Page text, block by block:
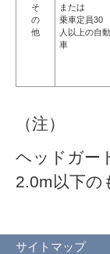
そ
の
他
または
乗車定員30
人以上の自動
車
（注）
ヘッドガー
2.0m以下の
サイトマップ